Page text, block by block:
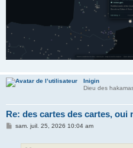
Inigin
Dieu des
Re: des cartes des cartes, oui
Msam. juil. 25, 2026 10:04 am